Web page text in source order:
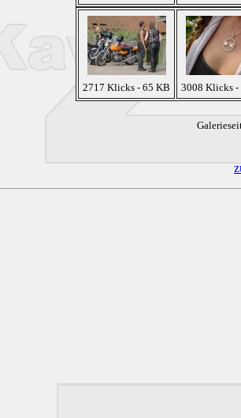
2717 Klicks - 65 KB 3008 Klicks -